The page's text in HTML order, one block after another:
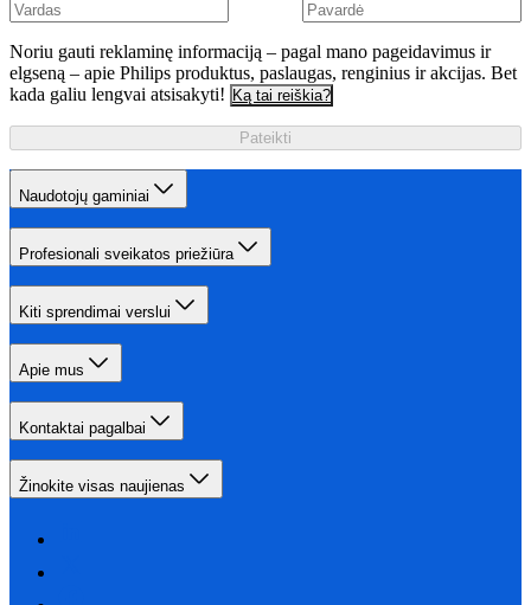
Noriu gauti reklaminę informaciją – pagal mano pageidavimus ir
elgseną – apie Philips produktus, paslaugas, renginius ir akcijas. Bet
kada galiu lengvai atsisakyti! Ką tai reiškia?
Pateikti
Naudotojų gaminiai
Profesionali sveikatos priežiūra
Kiti sprendimai verslui
Apie mus
Kontaktai pagalbai
Žinokite visas naujienas